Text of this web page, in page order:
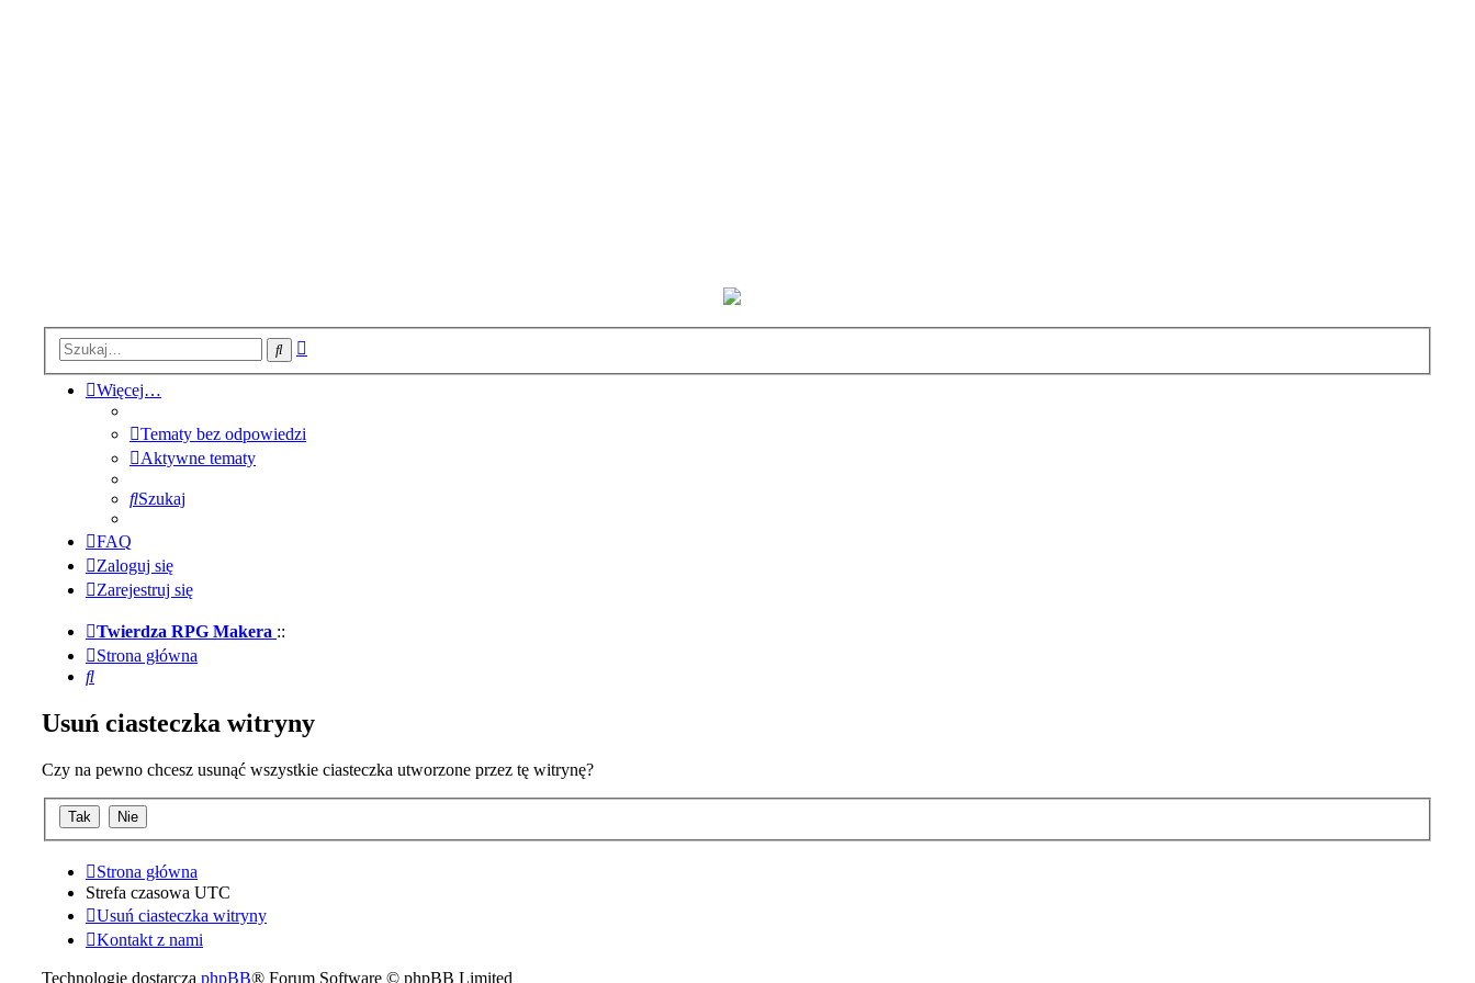
Szukaj
Więcej…
Tematy bez odpowiedzi
Aktywne tematy
Szukaj
FAQ
Zaloguj się
Zarejestruj się
Twierdza RPG Makera ::
Strona główna
Szukaj
Usuń ciasteczka witryny
Czy na pewno chcesz usunąć wszystkie ciasteczka utworzone przez tę witrynę?
Strona główna
Strefa czasowa UTC
Usuń ciasteczka witryny
Kontakt z nami
Technologię dostarcza phpBB® Forum Software © phpBB Limited